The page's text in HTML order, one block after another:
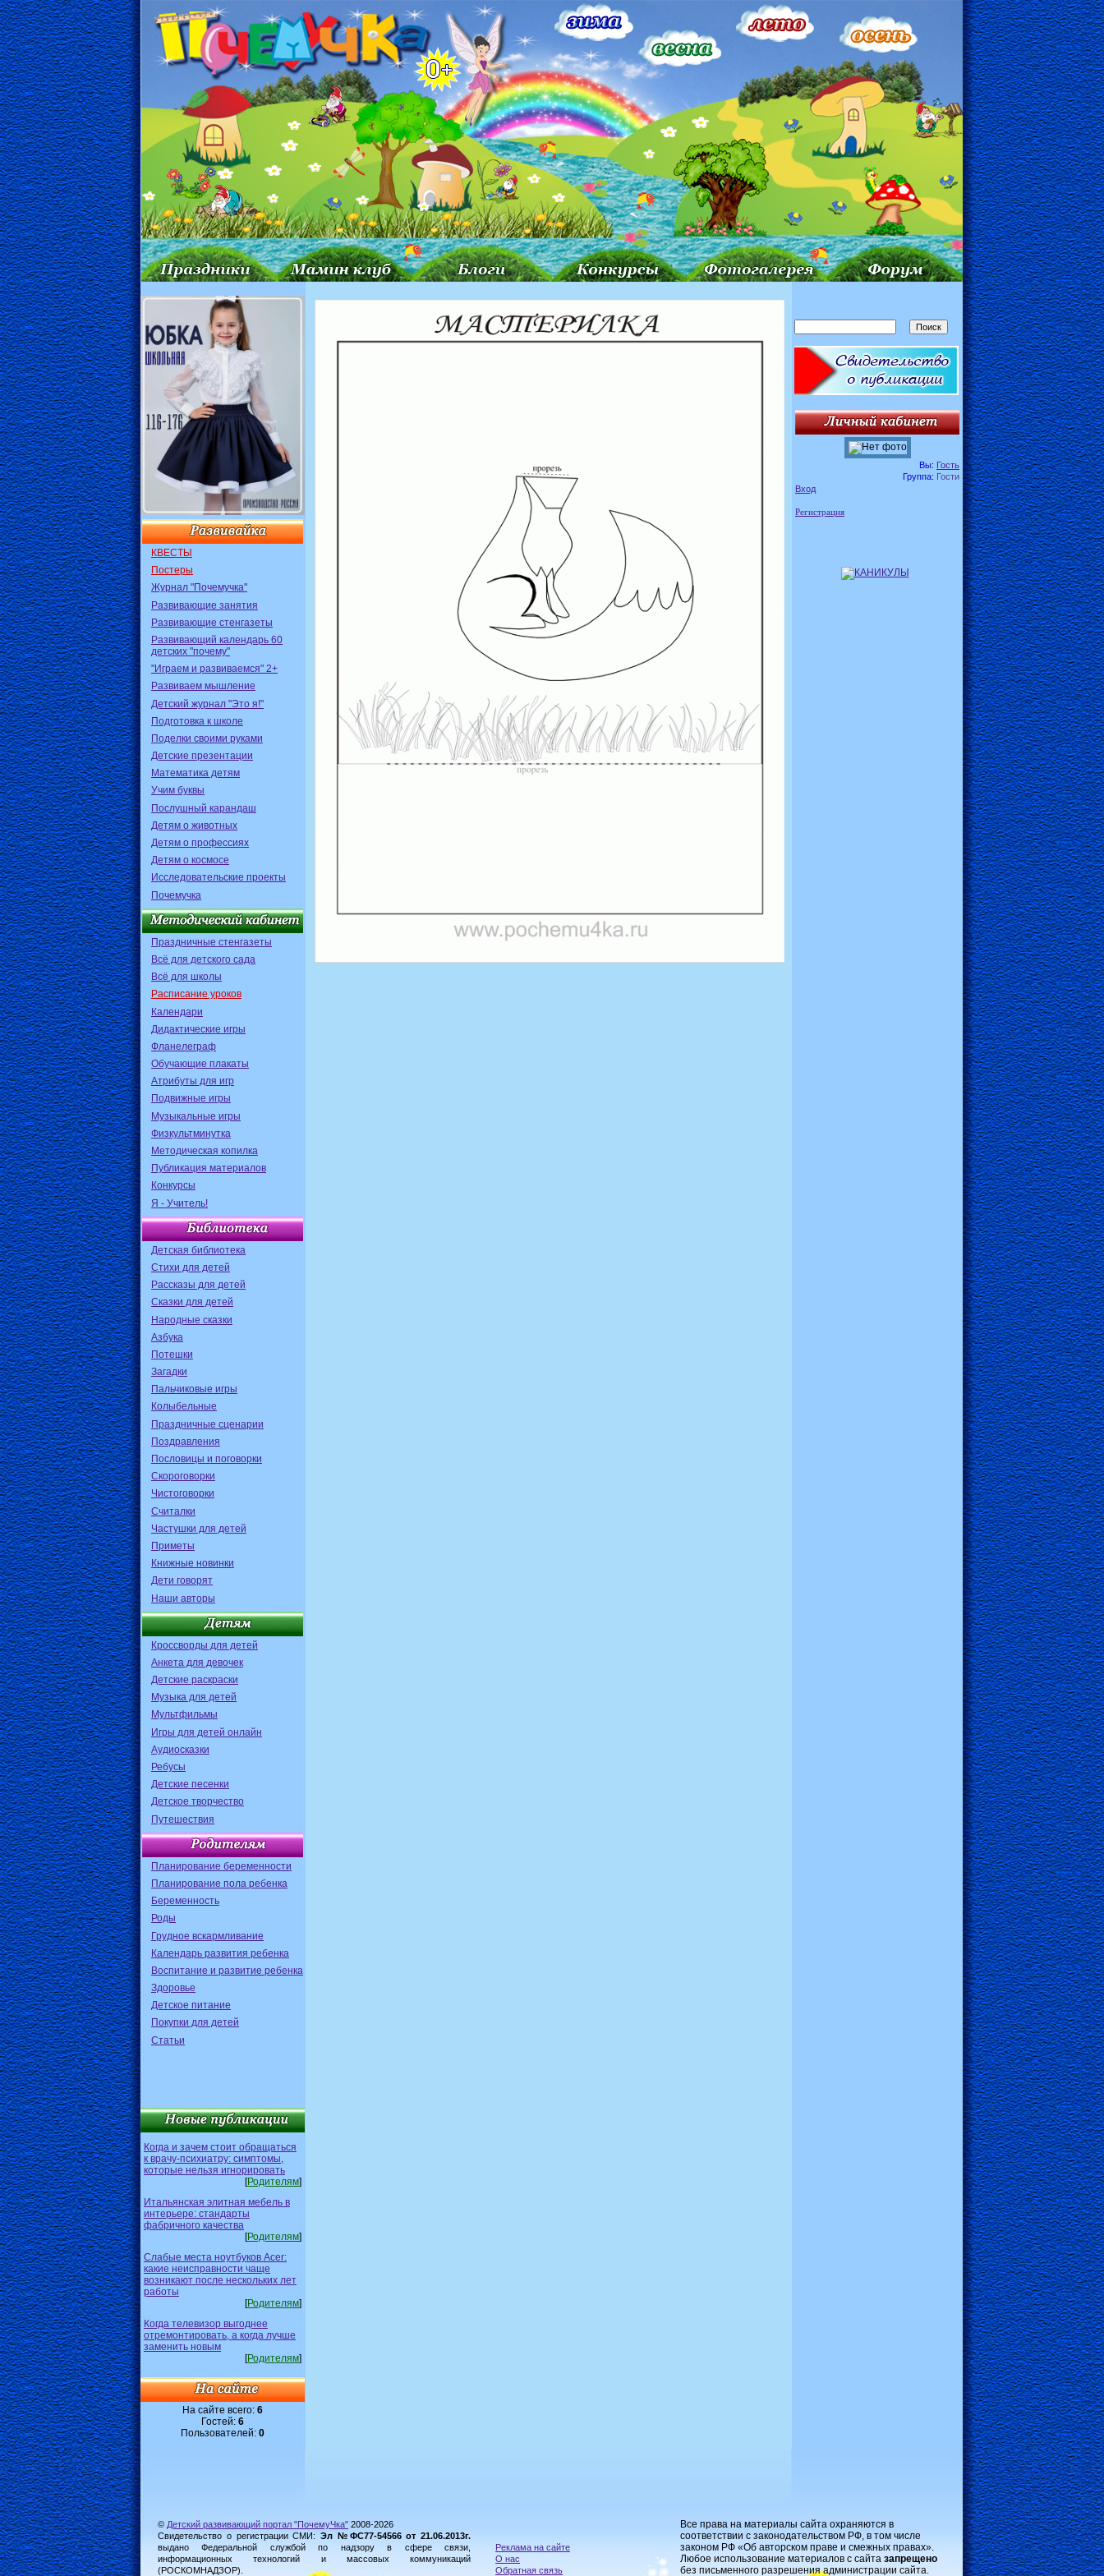
КВЕСТЫ
Постеры
Журнал "Почемучка"
Развивающие занятия
Развивающие стенгазеты
Развивающий календарь 60
детских "почему"
"Играем и развиваемся" 2+
Развиваем мышление
Детский журнал "Это я!"
Подготовка к школе
Поделки своими руками
Детские презентации
Математика детям
Учим буквы
Послушный карандаш
Детям о животных
Детям о профессиях
Детям о космосе
Исследовательские проекты
Почемучка
Праздничные стенгазеты
Всё для детского сада
Всё для школы
Расписание уроков
Календари
Дидактические игры
Фланелеграф
Обучающие плакаты
Атрибуты для игр
Подвижные игры
Музыкальные игры
Физкультминутка
Методическая копилка
Публикация материалов
Конкурсы
Я - Учитель!
Детская библиотека
Стихи для детей
Рассказы для детей
Сказки для детей
Народные сказки
Азбука
Потешки
Загадки
Пальчиковые игры
Колыбельные
Праздничные сценарии
Поздравления
Пословицы и поговорки
Скороговорки
Чистоговорки
Считалки
Частушки для детей
Приметы
Книжные новинки
Дети говорят
Наши авторы
Кроссворды для детей
Анкета для девочек
Детские раскраски
Музыка для детей
Мультфильмы
Игры для детей онлайн
Аудиосказки
Ребусы
Детские песенки
Детское творчество
Путешествия
Планирование беременности
Планирование пола ребенка
Беременность
Роды
Грудное вскармливание
Календарь развития ребенка
Воспитание и развитие ребенка
Здоровье
Детское питание
Покупки для детей
Статьи
Когда и зачем стоит обращаться
к врачу-психиатру: симптомы,
которые нельзя игнорировать
[Родителям]
Итальянская элитная мебель в
интерьере: стандарты
фабричного качества
[Родителям]
Слабые места ноутбуков Acer:
какие неисправности чаще
возникают после нескольких лет
работы
[Родителям]
Когда телевизор выгоднее
отремонтировать, а когда лучше
заменить новым
[Родителям]
На сайте всего: 6
Гостей: 6
Пользователей: 0
Вы: Гость
Группа: Гости
Вход
Регистрация
© Детский развивающий портал "ПочемуЧка" 2008-2026
Свидетельство о регистрации СМИ: Эл №ФС77-54566 от 21.06.2013г.
выдано Федеральной службой по надзору в сфере связи,
информационных технологий и массовых коммуникаций
(РОСКОМНАДЗОР).
Реклама на сайте
О нас
Обратная связь
Все права на материалы сайта охраняются в
соответствии с законодательством РФ, в том числе
законом РФ «Об авторском праве и смежных правах».
Любое использование материалов с сайта запрещено
без письменного разрешения администрации сайта.